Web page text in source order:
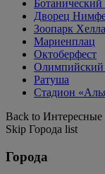
Ботанический
Дворец
Зоопарк
Мариенплац
Октоберфест
Олимпийский
Ратуша
Стадион
Back to Интересные
Skip Города list
Города